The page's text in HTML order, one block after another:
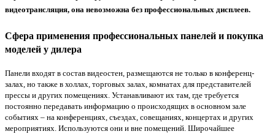
видеотрансляция, она невозможна без профессиональных дисплеев.
Сфера применения профессиональных панелей и покупка
моделей у дилера
Панели входят в состав видеостен, размещаются не только в конференц-
залах, но также в холлах, торговых залах, комнатах для представителей
прессы и других помещениях. Устанавливают их там, где требуется
постоянно передавать информацию о происходящих в основном зале
событиях – на конференциях, съездах, совещаниях, концертах и других
мероприятиях. Используются они и вне помещений. Широчайшее